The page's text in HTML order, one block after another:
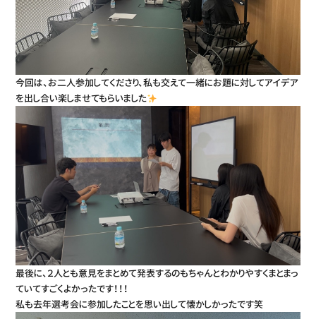
今回は、お二人参加してくださり、私も交えて一緒にお題に対してアイデア
を出し合い楽しませてもらいました
最後に、２人とも意見をまとめて発表するのもちゃんとわかりやすくまとまっ
ていてすごくよかったです！！！
私も去年選考会に参加したことを思い出して懐かしかったです笑